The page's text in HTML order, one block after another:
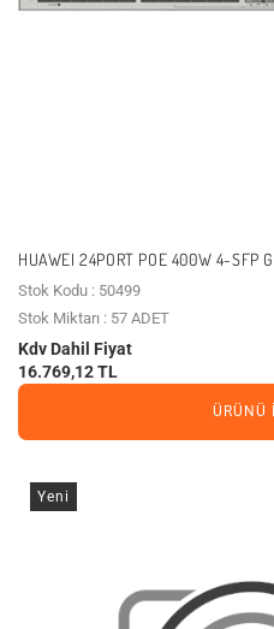
HUAWEI 24PORT POE 400W 4-SFP
SWITCH EKIT S220S-24P4J
Stok Kodu : 50499
Stok Miktarı : 57 ADET
Kdv Dahil Fiyat
16.769,12 TL
ÜRÜNÜ
Yeni